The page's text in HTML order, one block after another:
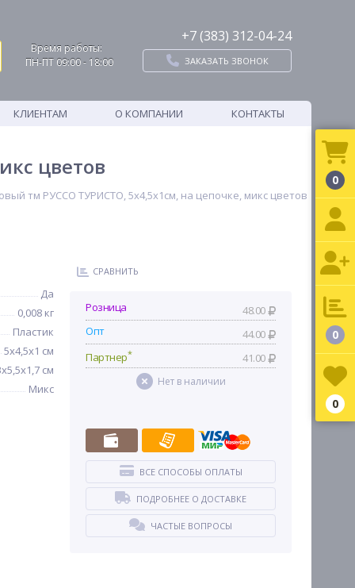
Время работы:
ПН-ПТ 09:00 - 18:00
+7 (383) 312-04-24
ЗАКАЗАТЬ ЗВОНОК
КЛИЕНТАМ О КОМПАНИИ КОНТАКТЫ
цветов
тм РУССО ТУРИСТО, 5х4,5х1см, на цепочке, микс цветов
Да
0,008 кг
Пластик
5х4,5х1 см
см
Микс
СРАВНИТЬ
Розница
48.00
Опт
44.00
Партнер* 41.00
Нет в наличии
ВСЕ СПОСОБЫ ОПЛАТЫ
ПОДРОБНЕЕ О ДОСТАВКЕ
ЧАСТЫЕ ВОПРОСЫ
0
0
0